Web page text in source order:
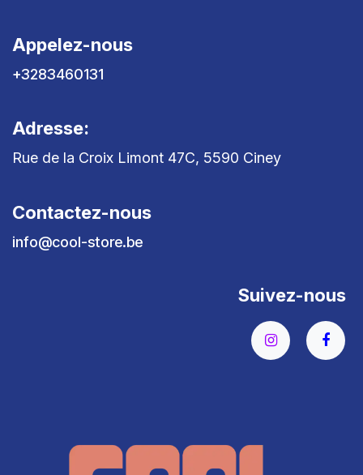
Appelez-nous
+3283460131
Adresse:
Rue de la Croix Limont 47C, 5590 Ciney
Contactez-nous
info@cool-store.be
Suivez-nous